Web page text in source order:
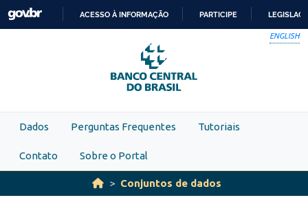
Skip to main content
PARA
O
CONTEÚDO
ACESSO À INFORMAÇÃO PARTICIPE
ENGLISH
Dados Perguntas Frequentes Tutoriais
Contato Sobre o Portal
Conjuntos de dados